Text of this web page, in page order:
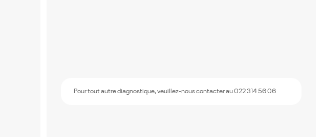
Pour tout autre diagnostique, veuillez-nous contacter au 022 314 56 06